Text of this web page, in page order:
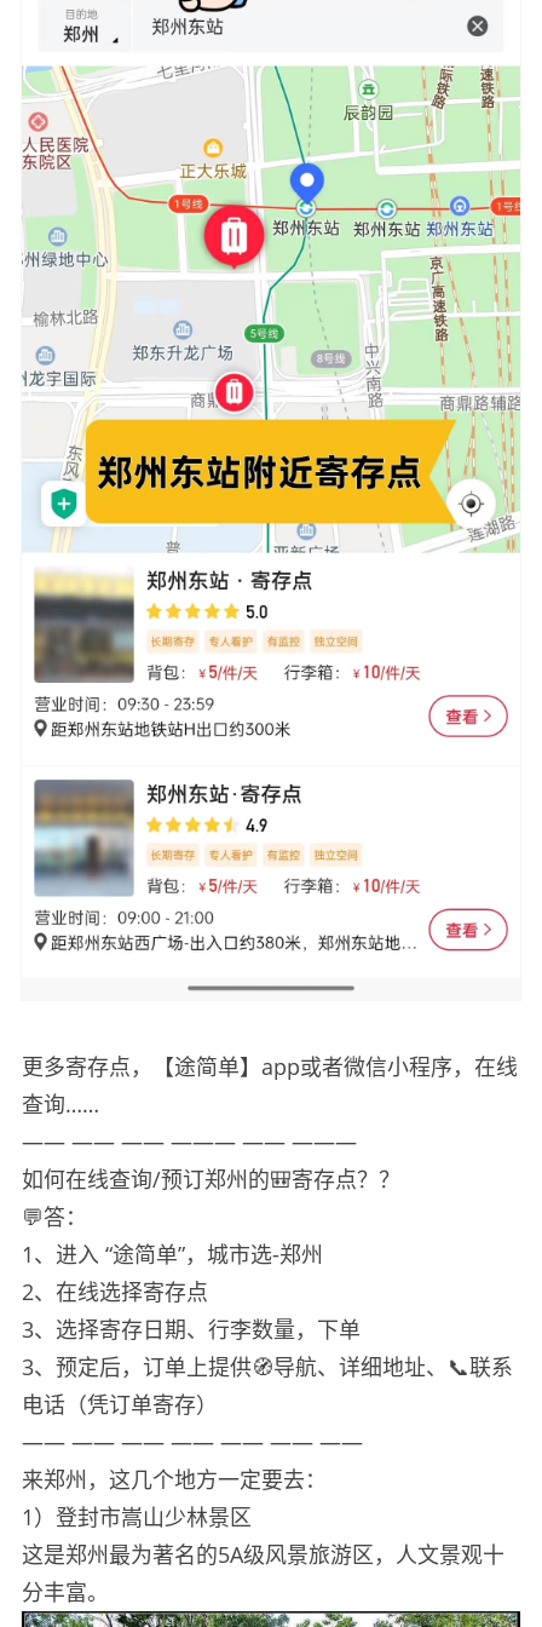
更多寄存点，【途简单】app或者微信小程序，在线
查询……
—— —— —— ——— —— ———
如何在线查询/预订郑州的🎒寄存点？？
💬答：
1、进入 “途简单”，城市选-郑州
2、在线选择寄存点
3、选择寄存日期、行李数量，下单
3、预定后，订单上提供🧭导航、详细地址、📞联系
电话（凭订单寄存）
—— —— —— —— —— —— ——
来郑州，这几个地方一定要去：
1）登封市嵩山少林景区
这是郑州最为著名的5A级风景旅游区，人文景观十
分丰富。